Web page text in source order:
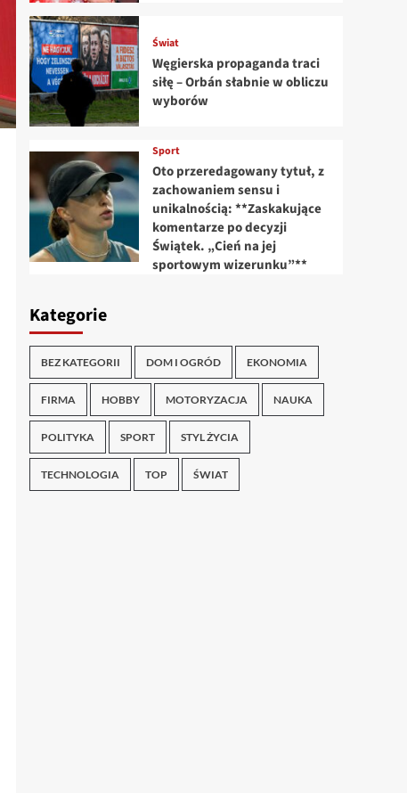
Świat
Węgierska propaganda traci
siłę – Orbán słabnie w obliczu
wyborów
Sport
Oto przeredagowany tytuł, z
zachowaniem sensu i
unikalnością: **Zaskakujące
komentarze po decyzji
Świątek. „Cień na jej
sportowym wizerunku”**
Kategorie
BEZ KATEGORII DOM I OGRÓD EKONOMIA
FIRMA HOBBY MOTORYZACJA NAUKA
POLITYKA SPORT STYL ŻYCIA
TECHNOLOGIA TOP ŚWIAT